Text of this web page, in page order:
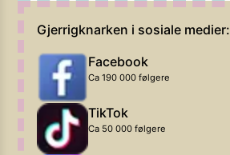
Gjerrigknarken i sosiale medier:
Facebook
Ca 190 000 følgere
TikTok
Ca 50 000 følgere